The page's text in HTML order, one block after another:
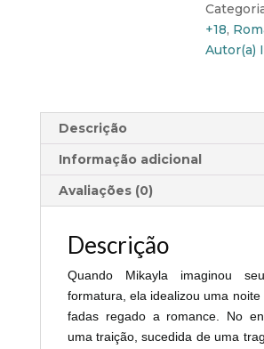
+18,
Autor(a)
Descrição
Informação adicional
Avaliações (0)
Descrição
Quando Mikayla imaginou
formatura, ela idealizou uma noite
fadas regado a romance. No
uma traição, sucedida de uma